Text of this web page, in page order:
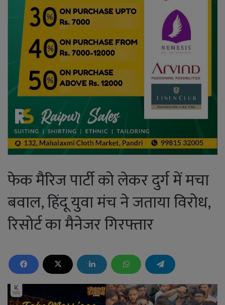
फेक मैरिज पार्टी को लेकर दुर्ग में मचा
बवाल, हिंदू युवा मंच ने जताया विरोध,
रिसोर्ट का मैनेजर गिरफ्तार